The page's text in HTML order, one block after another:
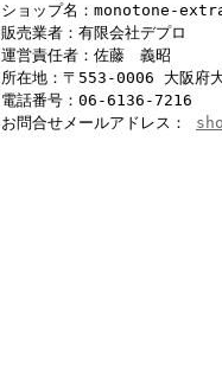
ショップ名：monotone-
販売業者：有限会社デプロ
運営責任者：佐藤 義昭
所在地：〒553-0006 大阪府
電話番号：06-6136-7216
お問合せメールアドレス：